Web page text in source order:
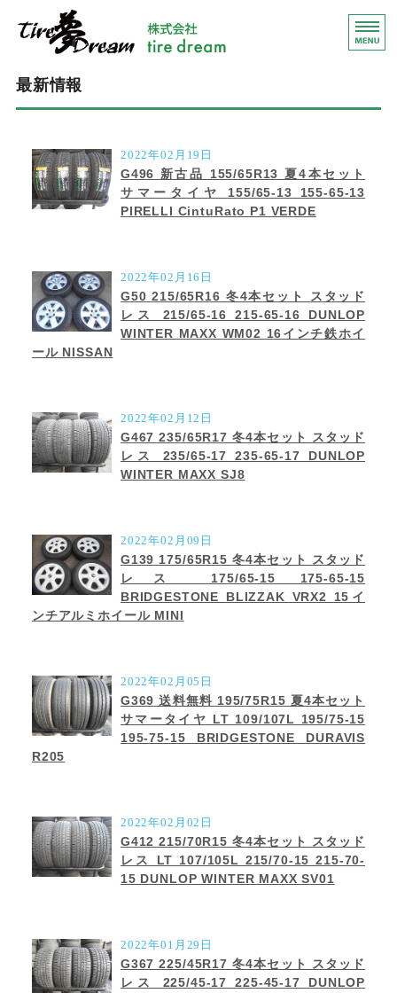
ホーム
輸出業務について
会社概要
最新情報
2022年02月19日
G496 新古品 155/65R13 夏4本セット
サマータイヤ 155/65-13 155-65-13
PIRELLI CintuRato P1 VERDE
2022年02月16日
G50 215/65R16 冬4本セット スタッド
レス 215/65-16 215-65-16 DUNLOP
WINTER MAXX WM02 16インチ鉄ホイ
ール NISSAN
2022年02月12日
G467 235/65R17 冬4本セット スタッド
レス 235/65-17 235-65-17 DUNLOP
WINTER MAXX SJ8
2022年02月09日
G139 175/65R15 冬4本セット スタッド
レス 175/65-15 175-65-15
BRIDGESTONE BLIZZAK VRX2 15イ
ンチアルミホイール MINI
2022年02月05日
G369 送料無料 195/75R15 夏4本セット
サマータイヤ LT 109/107L 195/75-15
195-75-15 BRIDGESTONE DURAVIS
R205
2022年02月02日
G412 215/70R15 冬4本セット スタッド
レス LT 107/105L 215/70-15 215-70-
15 DUNLOP WINTER MAXX SV01
2022年01月29日
G367 225/45R17 冬4本セット スタッド
レス 225/45-17 225-45-17 DUNLOP